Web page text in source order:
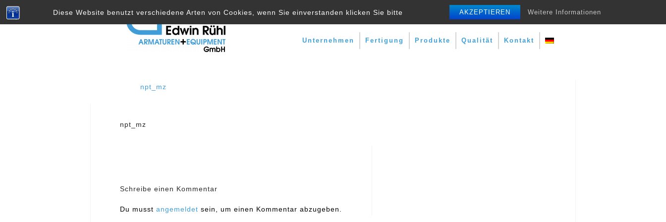
Diese Website benutzt verschiedene Arten von Cookies, wenn Sie einverstanden klicken Sie bitte AKZEPTIEREN Weitere Informationen
Skip
Unternehmen Fertigung Produkte Qualität Kontakt
npt_mz
Beitragsnavigation
npt_mz
Schreibe einen Kommentar
Du musst angemeldet sein, um einen Kommentar abzugeben.